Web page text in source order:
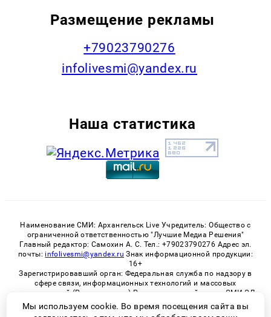
Размещение рекламы
+79023790276
infolivesmi@yandex.ru
Наша статистика
Наименование СМИ: Архангельск Live Учредитель: Общество с
ограниченной ответственностью "Лучшие Медиа Решения"
Главный редактор: Самохин А. С. Тел.: +79023790276 Адрес эл.
почты: infolivesmi@yandex.ru Знак информационной продукции:
16+
Зарегистрировавший орган: Федеральная служба по надзору в
сфере связи, информационных технологий и массовых
коммуникаций (Роскомнадзор) Регистрационный номер СМИ ЭЛ
№ ФС 77 - 82533 от 21.01.2022
Мы используем cookie. Во время посещения сайта вы